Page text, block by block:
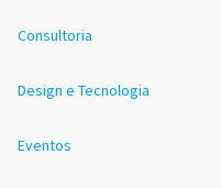
Consultoria
Design e Tecnologia
Eventos